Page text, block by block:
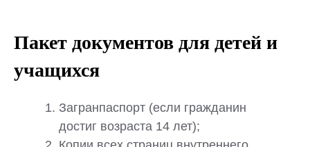
Пакет документов для детей и
учащихся
Загранпаспорт (если гражданин
достиг возраста 14 лет);